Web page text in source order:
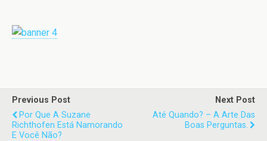
Previous Post
Por Que A Suzane
Richthofen Está Namorando
E Você Não?
Next Post
Até Quando? – A Arte Das
Boas Perguntas.